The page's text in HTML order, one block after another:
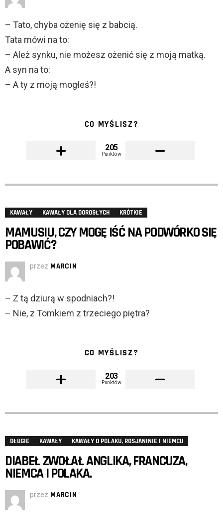
– Tato, chyba ożenię się z babcią.
Tata mówi na to:
– Ależ synku, nie możesz ożenić się z moją matką.
A syn na to:
– A ty z moją mogłeś?!
CO MYŚLISZ?
205
Punktów
KAWAŁY KAWAŁY DLA DOROSŁYCH KRÓTKIE
MAMUSIU, CZY MOGĘ IŚĆ NA PODWÓRKO SIĘ
POBAWIĆ?
przez MARCIN
– Z tą dziurą w spodniach?!
– Nie, z Tomkiem z trzeciego piętra?
CO MYŚLISZ?
203
Punktów
DŁUGIE KAWAŁY KAWAŁY O POLAKU, ROSJANINIE I NIEMCU
DIABEŁ ZWOŁAŁ ANGLIKA, FRANCUZA,
NIEMCA I POLAKA.
przez MARCIN